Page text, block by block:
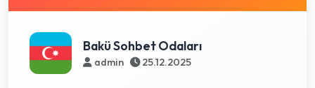
Bakü Sohbet Odaları
admin 25.12.2025